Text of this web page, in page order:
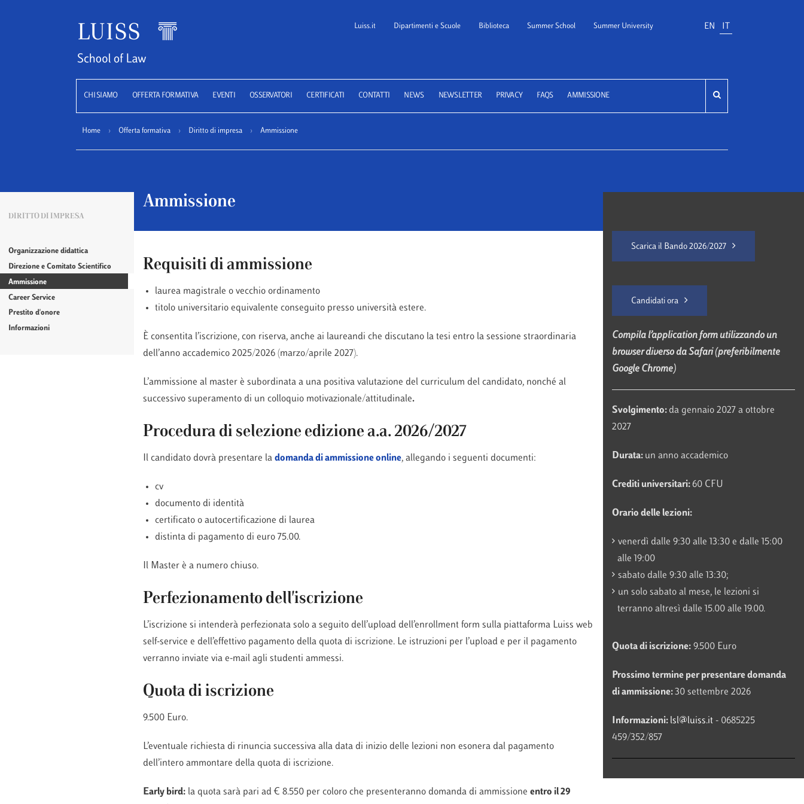
Luiss School of Law
Luiss.it Dipartimenti e Scuole Biblioteca Summer School Summer University EN
CHI SIAMO OFFERTA FORMATIVA EVENTI OSSERVATORI CERTIFICATI CONTATTI NEWS NEWSLETTER PRIVACY FAQS AMMISSIONE
Home › Offerta formativa › Diritto di impresa › Ammissione
Ammissione
Requisiti di ammissione
laurea magistrale o vecchio ordinamento
titolo universitario equivalente conseguito presso università estere.
È consentita l’iscrizione, con riserva, anche ai laureandi che discutano la tesi entro la sessione straordinaria
dell’anno accademico 2025/2026 (marzo/aprile 2027).
L’ammissione al master è subordinata a una positiva valutazione del curriculum del candidato, nonché al
successivo superamento di un colloquio motivazionale/attitudinale.
Procedura di selezione edizione a.a. 2026/2027
Il candidato dovrà presentare la domanda di ammissione online, allegando i seguenti documenti:
cv
documento di identità
certificato o autocertificazione di laurea
distinta di pagamento di euro 75.00.
Il Master è a numero chiuso.
Perfezionamento dell'iscrizione
L’iscrizione si intenderà perfezionata solo a seguito dell’upload dell’enrollment form sulla piattaforma Luiss web
self-service e dell’effettivo pagamento della quota di iscrizione. Le istruzioni per l’upload e per il pagamento
verranno inviate via e-mail agli studenti ammessi.
Quota di iscrizione
9.500 Euro.
L’eventuale richiesta di rinuncia successiva alla data di inizio delle lezioni non esonera dal pagamento
dell’intero ammontare della quota di iscrizione.
Early bird:la quota sarà pari ad € 8.550 per coloro che presenteranno domanda di ammissione entro il 29
Scarica il Bando 2026/2027
Candidati ora
Compila l’application form utilizzando un
browser diverso da Safari (preferibilmente
Google Chrome)
Svolgimento: da gennaio 2027 a ottobre
2027
Durata: un anno accademico
Crediti universitari:60 CFU
Orario delle lezioni:
venerdì dalle 9:30 alle 13:30 e dalle 15:00
alle 19:00
sabato dalle 9:30 alle 13:30;
un solo sabato al mese, le lezioni si
terranno altresì dalle 15.00 alle 19.00.
Quota di iscrizione:9.500 Euro
Prossimo termine per presentare domanda
di ammissione:30 settembre 2026
Informazioni: lsl@luiss.it- 0685225
459/352/857
DIRITTO DI IMPRESA
Organizzazione didattica
Direzione e Comitato Scientifico
Ammissione
Career Service
Prestito d'onore
Informazioni